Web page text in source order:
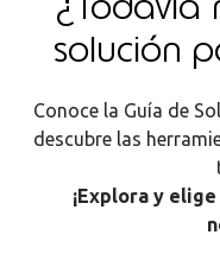
solución
Conoce la Guía de
descubre las
¡Explora y